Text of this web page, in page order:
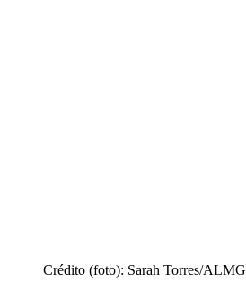
Crédito (foto): Sarah Torres/ALMG